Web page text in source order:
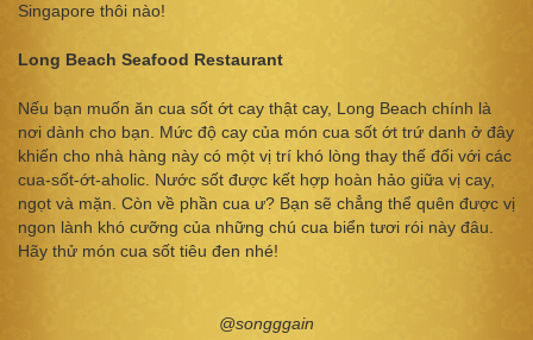
Singapore thôi nào!
Long Beach Seafood Restaurant
Nếu bạn muốn ăn cua sốt ớt cay thật cay, Long Beach chính là
nơi dành cho bạn. Mức độ cay của món cua sốt ớt trứ danh ở đây
khiến cho nhà hàng này có một vị trí khó lòng thay thế đối với các
cua-sốt-ớt-aholic. Nước sốt được kết hợp hoàn hảo giữa vị cay,
ngọt và mặn. Còn về phần cua ư? Bạn sẽ chẳng thể quên được vị
ngon lành khó cưỡng của những chú cua biển tươi rói này đâu.
Hãy thử món cua sốt tiêu đen nhé!
@songggain